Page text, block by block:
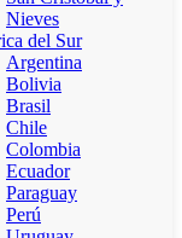
Nieves
del Sur
Argentina
Bolivia
Brasil
Chile
Colombia
Ecuador
Paraguay
Perú